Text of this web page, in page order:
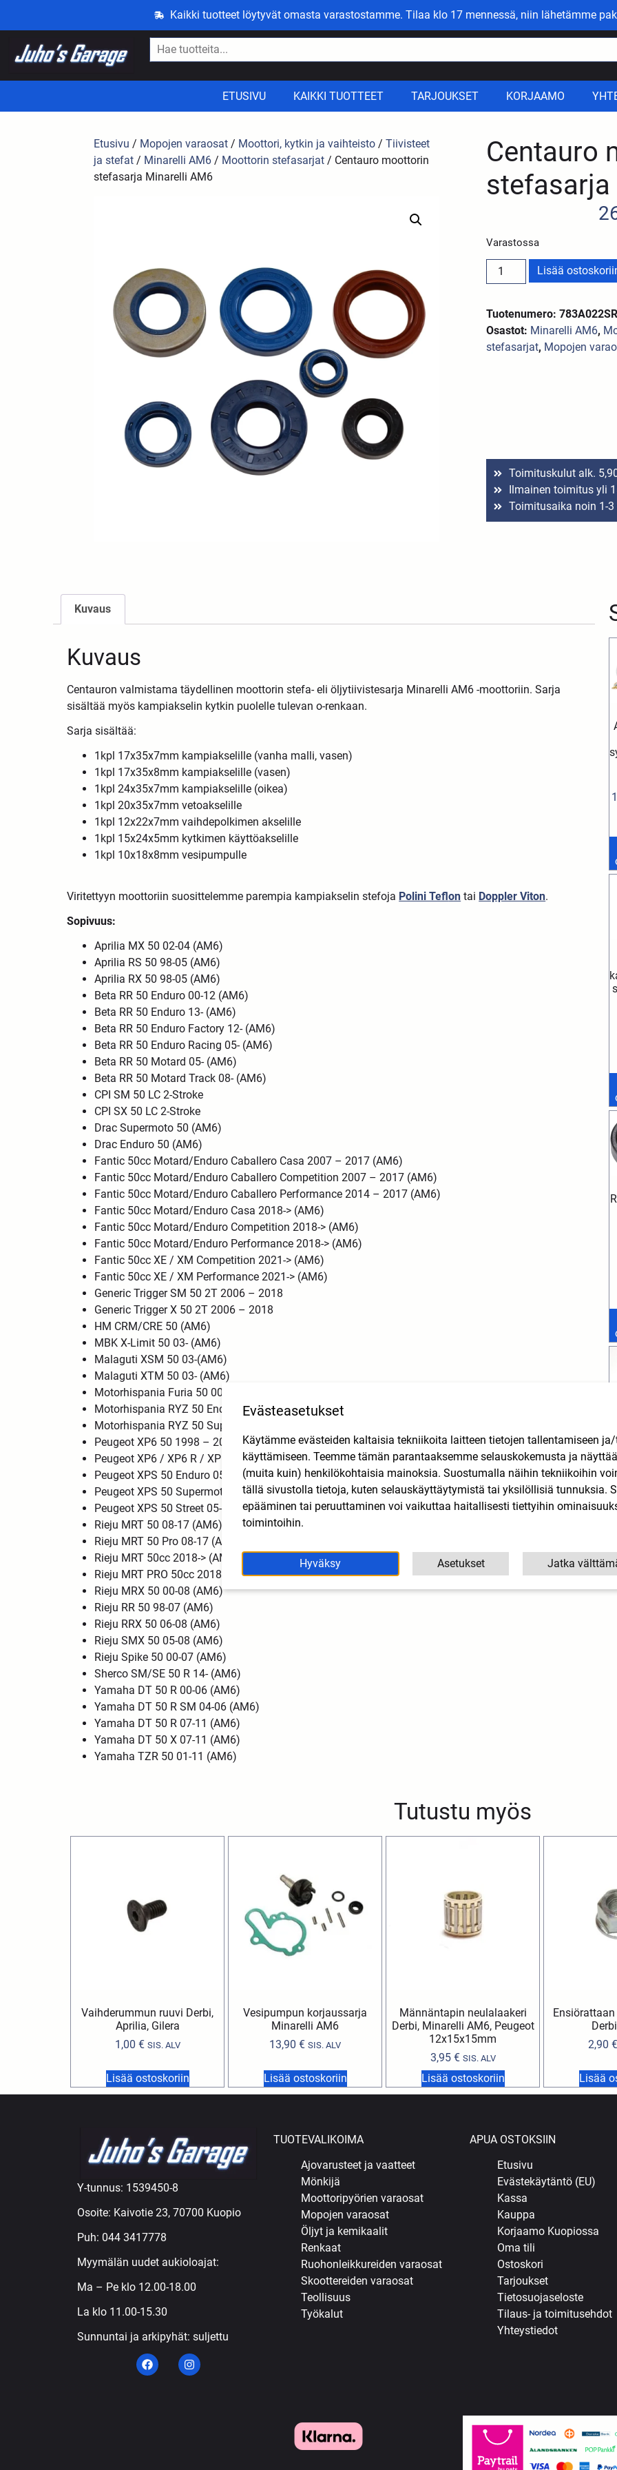
Kaikki tuotteet löytyvät omasta varastostamme. Tilaa klo 17 mennessä, niin lähetämme
ETUSIVU KAIKKI TUOTTEET TARJOUKSET KORJAAMO
Etusivu / Mopojen varaosat / Moottori, kytkin ja vaihteisto /Tiivisteet
ja stefat / Minarelli AM6 / Moottorin stefasarjat / Centauro moottorin
stefasarja Minarelli AM6
Centauro
Varastossa
Lisää
Tuotenumero:
Osastot: Minarelli AM6,
stefasarjat, Mopojen
Toimituskulut alk.
Ilmainen toimitus yli
Toimitusaika noin 1-
Kuvaus
Kuvaus
Centauron valmistama täydellinen moottorin stefa- eli öljytiivistesarja Minarelli AM6 -moottoriin. Sarja
sisältää myös kampiakselin kytkin puolelle tulevan o-renkaan.
Sarja sisältää:
1kpl 17x35x7mm kampiakselille (vanha malli, vasen)
1kpl 17x35x8mm kampiakselille (vasen)
1kpl 24x35x7mm kampiakselille (oikea)
1kpl 20x35x7mm vetoakselille
1kpl 12x22x7mm vaihdepolkimen akselille
1kpl 15x24x5mm kytkimen käyttöakselille
1kpl 10x18x8mm vesipumpulle
Viritettyyn moottoriin suosittelemme parempia kampiakselin stefoja Polini Tefon tai Doppler Viton.
Sopivuus:
Aprilia MX 50 02-04 (AM6)
Aprilia RS 50 98-05 (AM6)
Aprilia RX 50 98-05 (AM6)
Beta RR 50 Enduro 00-12 (AM6)
Beta RR 50 Enduro 13- (AM6)
Beta RR 50 Enduro Factory 12- (AM6)
Beta RR 50 Enduro Racing 05- (AM6)
Beta RR 50 Motard 05- (AM6)
Beta RR 50 Motard Track 08- (AM6)
CPI SM 50 LC 2-Stroke
CPI SX 50 LC 2-Stroke
Drac Supermoto 50 (AM6)
Drac Enduro 50 (AM6)
Fantic 50cc Motard/Enduro Caballero Casa 2007 – 2017 (AM6)
Fantic 50cc Motard/Enduro Caballero Competition 2007 – 2017 (AM6)
Fantic 50cc Motard/Enduro Caballero Performance 2014 – 2017 (AM6)
Fantic 50cc Motard/Enduro Casa 2018-> (AM6)
Fantic 50cc Motard/Enduro Competition 2018-> (AM6)
Fantic 50cc Motard/Enduro Performance 2018-> (AM6)
Fantic 50cc XE / XM Competition 2021-> (AM6)
Fantic 50cc XE / XM Performance 2021-> (AM6)
Generic Trigger SM 50 2T 2006 – 2018
Generic Trigger X 50 2T 2006 – 2018
HM CRM/CRE 50 (AM6)
MBK X-Limit 50 03- (AM6)
Malaguti XSM 50 03-(AM6)
Malaguti XTM 50 03- (AM6)
Motorhispania Furia 50 00- (AM6)
Motorhispania RYZ 50 Enduro 04- (AM6)
Motorhispania RYZ 50 Supermotard 04- (AM6)
Peugeot XP6 50 1998 – 2015 (AM6)
Peugeot XP6 / XP6 R / XP6 Enduro 50 2026-> (AM6)
Peugeot XPS 50 Enduro 05-12(AM6)
Peugeot XPS 50 Supermotard 05- (AM6)
Peugeot XPS 50 Street 05- (AM6)
Rieju MRT 50 08-17 (AM6)
Rieju MRT 50 Pro 08-17 (AM6)
Rieju MRT 50cc 2018-> (AM6)
Rieju MRT PRO 50cc 2018-> (AM6)
Rieju MRX 50 00-08 (AM6)
Rieju RR 50 98-07 (AM6)
Rieju RRX 50 06-08 (AM6)
Rieju SMX 50 05-08 (AM6)
Rieju Spike 50 00-07 (AM6)
Sherco SM/SE 50 R 14- (AM6)
Yamaha DT 50 R 00-06 (AM6)
Yamaha DT 50 R SM 04-06 (AM6)
Yamaha DT 50 R 07-11 (AM6)
Yamaha DT 50 X 07-11 (AM6)
Yamaha TZR 50 01-11 (AM6)
Tutustu myös
Vaihderummun ruuvi Derbi,
Aprilia, Gilera
1,00 € SIS. ALV
Lisää ostoskoriin
Vesipumpun korjaussarja
Minarelli AM6
13,90 € SIS. ALV
Lisää ostoskoriin
Männäntapin neulalaakeri
Derbi, Minarelli AM6, Peugeot
12x15x15mm
3,95 € SIS. ALV
Lisää ostoskoriin
2,90 €
Lisää
Y-tunnus: 1539450-8
Osoite: Kaivotie 23, 70700 Kuopio
Puh: 044 3417778
Myymälän uudet aukioloajat:
Ma – Pe klo 12.00-18.00
La klo 11.00-15.30
Sunnuntai ja arkipyhät: suljettu
TUOTEVALIKOIMA
Ajovarusteet ja vaatteet
Mönkijä
Moottoripyörien varaosat
Mopojen varaosat
Öljyt ja kemikaalit
Renkaat
Ruohonleikkureiden varaosat
Skoottereiden varaosat
Teollisuus
Työkalut
APUA OSTOKSIIN
Etusivu
Evästekäytäntö (EU)
Kassa
Kauppa
Korjaamo Kuopiossa
Oma tili
Ostoskori
Tarjoukset
Tietosuojaseloste
Tilaus- ja toimitusehdot
Yhteystiedot
Evästeasetukset
Käytämme evästeiden kaltaisia tekniikoita laitteen tietojen tallentamiseen
käyttämiseen. Teemme tämän parantaaksemme selauskokemusta ja
(muita kuin) henkilökohtaisia mainoksia. Suostumalla näihin tekniikoihin
tällä sivustolla tietoja, kuten selauskäyttäytymistä tai yksilöllisiä tunnuksia.
epääminen tai peruuttaminen voi vaikuttaa haitallisesti tiettyihin
toimintoihin.
Hyväksy Asetukset Jatka